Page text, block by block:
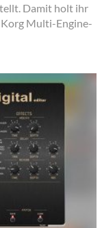
Damit holt ihr
Multi-Engine-